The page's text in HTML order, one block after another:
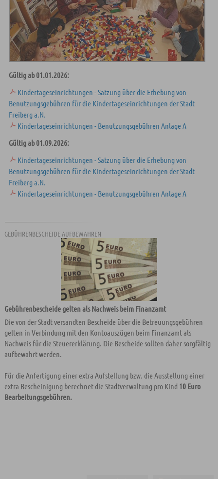
Gültig ab 01.01.2026:
Kindertageseinrichtungen - Satzung über die Erhebung von
Benutzungsgebühren für die Kindertageseinrichtungen der Stadt
Freiberg a.N.
Kindertageseinrichtungen - Benutzungsgebühren Anlage A
Gültig ab 01.09.2026:
Kindertageseinrichtungen - Satzung über die Erhebung von
Benutzungsgebühren für die Kindertageseinrichtungen der Stadt
Freiberg a.N.
Kindertageseinrichtungen - Benutzungsgebühren Anlage A
GEBÜHRENBESCHEIDE AUFBEWAHREN
Gebührenbescheide gelten als Nachweis beim Finanzamt
Die von der Stadt versandten Bescheide über die Betreuungsgebühren
gelten in Verbindung mit den Kontoauszügen beim Finanzamt als
Nachweis für die Steuererklärung. Die Bescheide sollten daher sorgfältig
aufbewahrt werden.
Für die Anfertigung einer extra Aufstellung bzw. die Ausstellung einer
extra Bescheinigung berechnet die Stadtverwaltung pro Kind 10 Euro
Bearbeitungsgebühren.